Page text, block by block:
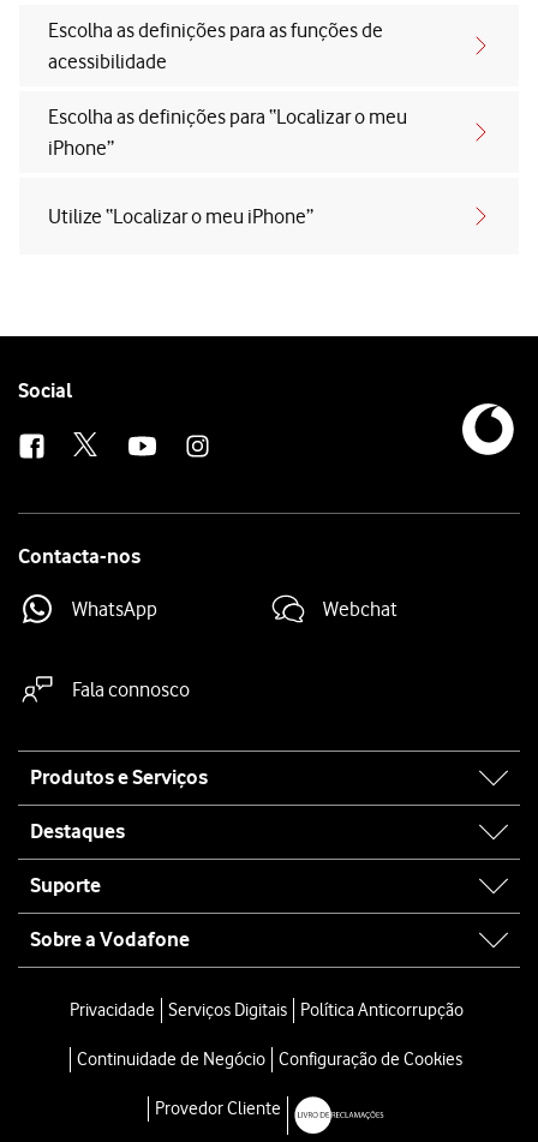
Escolha as definições para as funções de
acessibilidade
Escolha as definições para “Localizar o meu
iPhone”
Utilize “Localizar o meu iPhone”
Follow
Social
Contacta-nos
WhatsApp Webchat
Fala connosco
map
Produtos e Serviços
Destaques
Suporte
Sobre a Vodafone
Privacidade Serviços Digitais Política Anticorrupção
Continuidade de Negócio Configuração de Cookies
Provedor Cliente